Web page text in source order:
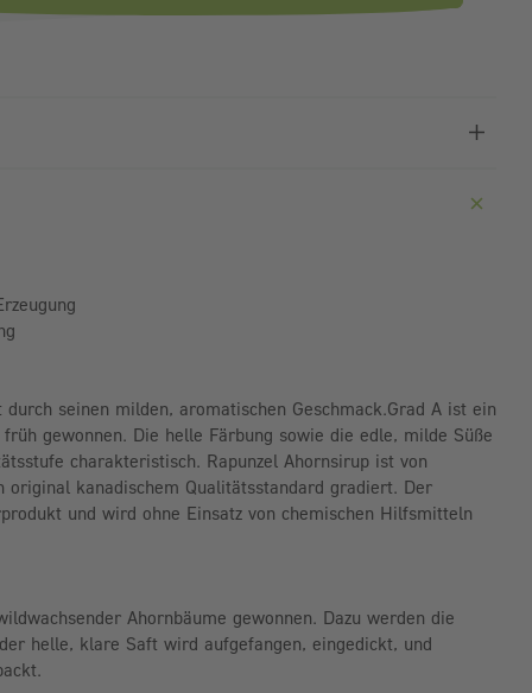
seinen milden, aromatischen Geschmack.Grad A ist ein
gewonnen. Die helle Färbung sowie die edle, milde Süße
charakteristisch. Rapunzel Ahornsirup ist von
original kanadischem Qualitätsstandard gradiert. Der
und wird ohne Einsatz von chemischen Hilfsmitteln
Ahornbäume gewonnen. Dazu werden die
helle, klare Saft wird aufgefangen, eingedickt, und